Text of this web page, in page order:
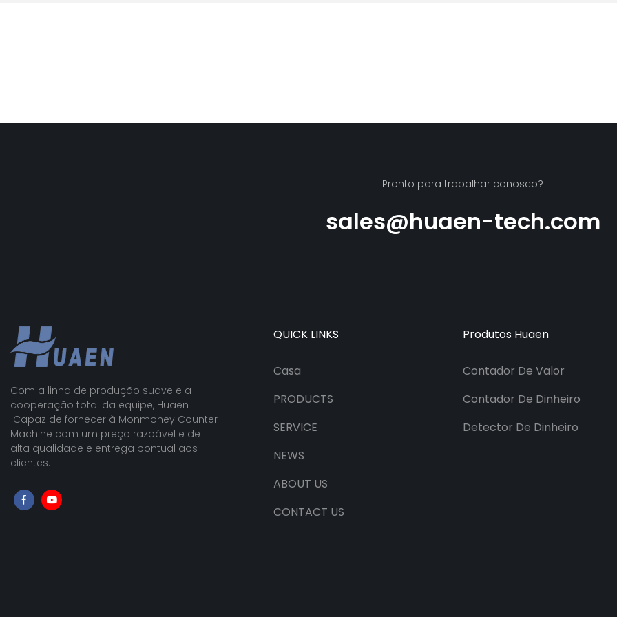
Pronto para trabalhar conosco?
sales@huaen-tech.com
Com a linha de produção suave e a
cooperação total da equipe, Huaen
Capaz de fornecer à Monmoney Counter
Machine com um preço razoável e de
alta qualidade e entrega pontual aos
clientes.
QUICK LINKS
Casa
PRODUCTS
SERVICE
NEWS
ABOUT US
CONTACT US
Produtos Huaen
Contador De Valor
Contador De Dinheiro
Detector De Dinheiro